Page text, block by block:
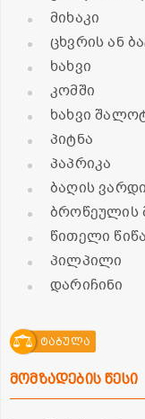
მიხაკი
ცხვრის ან
ხახვი
კომში
ხახვი
პიტნა
პაპრიკა
ბაღის
ბროწეულის
წითელი
პილპილი
დარიჩინი
ტაბულა
მომზადების წესი